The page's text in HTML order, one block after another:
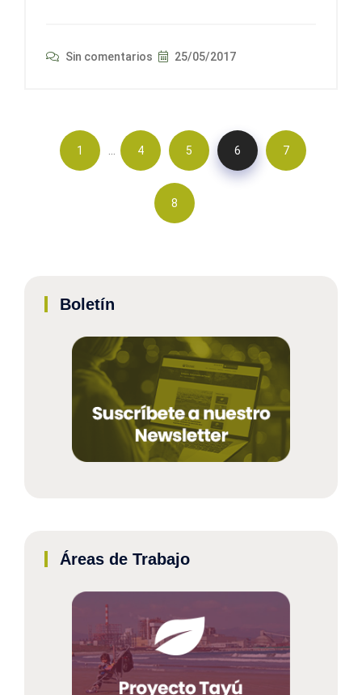
Sin comentarios 25/05/2017
1 … 4 5 6 7
8
Boletín
Áreas de Trabajo